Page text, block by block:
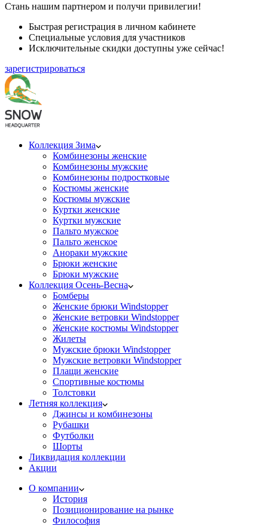
Стань нашим партнером и получи привилегии!
Быстрая регистрация в личном кабинете
Специальные условия для участников
Исключительные скидки доступны уже сейчас!
зарегистрироваться
Коллекция Зима
Комбинезоны женские
Комбинезоны мужские
Комбинезоны подростковые
Костюмы женские
Костюмы мужские
Куртки женские
Куртки мужские
Пальто мужское
Пальто женское
Анораки мужские
Брюки женские
Брюки мужские
Коллекция Осень-Весна
Бомберы
Женские брюки Windstopper
Женские ветровки Windstopper
Женские костюмы Windstopper
Жилеты
Мужские брюки Windstopper
Мужские ветровки Windstopper
Плащи женские
Спортивные костюмы
Толстовки
Летняя коллекция
Джинсы и комбинезоны
Рубашки
Футболки
Шорты
Ликвидация коллекции
Акции
О компании
История
Позиционирование на рынке
Философия